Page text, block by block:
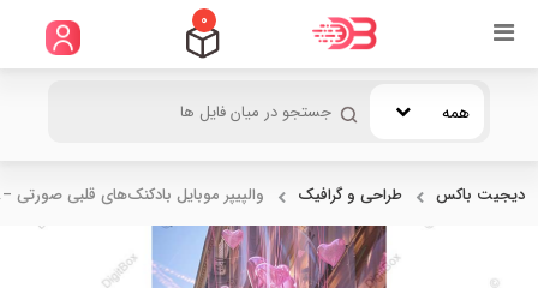
0
همه
دیجیت باکس طراحی و گرافیک والپیپر موبایل بادکنک‌های قلبی صورتی